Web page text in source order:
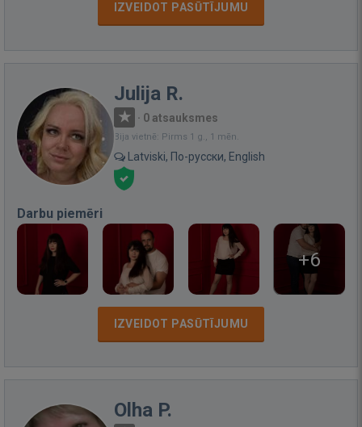
IZVEIDOT PASŪTĪJUMU
Julija R.
· 0 atsauksmes
Bija vietnē: Pirms 1 g., 1 mēn.
Latviski, По-русски, English
Darbu piemēri
+6
IZVEIDOT PASŪTĪJUMU
Olha P.